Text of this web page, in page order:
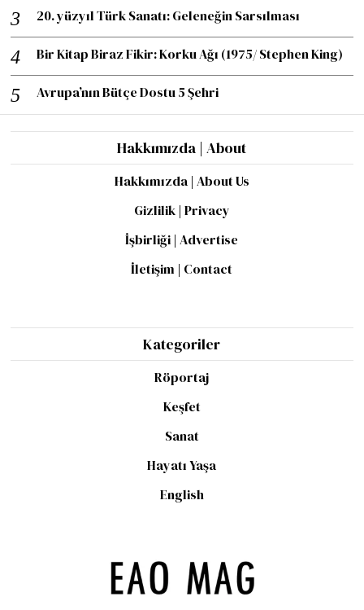
20. yüzyıl Türk Sanatı: Geleneğin Sarsılması
Bir Kitap Biraz Fikir: Korku Ağı (1975/ Stephen King)
Avrupa’nın Bütçe Dostu 5 Şehri
Hakkımızda | About
Hakkımızda | About Us
Gizlilik | Privacy
İşbirliği | Advertise
İletişim | Contact
Kategoriler
Röportaj
Keşfet
Sanat
Hayatı Yaşa
English